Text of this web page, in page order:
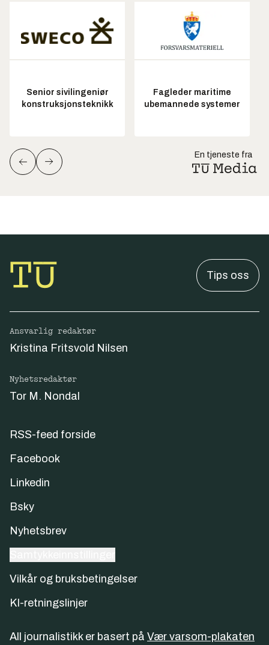
Senior sivilingeniør
konstruksjonsteknikk
Fagleder maritime
ubemannede systemer
En tjeneste fra
Tips oss
Ansvarlig redaktør
Kristina Fritsvold Nilsen
Nyhetsredaktør
Tor M. Nondal
RSS-feed forside
Facebook
Linkedin
Bsky
Nyhetsbrev
Vilkår og bruksbetingelser
KI-retningslinjer
All journalistikk er basert på Vær varsom-plakaten